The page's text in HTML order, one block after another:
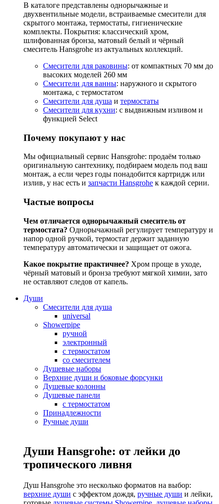
В каталоге представлены однорычажные и
двухвентильные модели, встраиваемые смесители для
скрытого монтажа, термостаты, гигиенические
комплекты. Покрытия: классический хром,
шлифованная бронза, матовый белый и чёрный
смеситель Hansgrohe из актуальных коллекций.
Смесители для раковины: от компактных 70 мм до
высоких моделей 260 мм
Смесители для ванны: наружного и скрытого
монтажа, с термостатом
Смесители для душа и термостаты
Смесители для кухни: с выдвижным изливом и
функцией Select
Почему покупают у нас
Мы официальный сервис Hansgrohe: продаём только
оригинальную сантехнику, подбираем модель под ваш
монтаж, а если через годы понадобится картридж или
излив, у нас есть и запчасти Hansgrohe к каждой серии.
Частые вопросы
Чем отличается однорычажный смеситель от
термостата? Однорычажный регулирует температуру и
напор одной ручкой, термостат держит заданную
температуру автоматически и защищает от ожога.
Какое покрытие практичнее? Хром проще в уходе,
чёрный матовый и бронза требуют мягкой химии, зато
не оставляют следов от капель.
Души
Смесители для душа
universal
Showerpipe
ручной
электронный
с термостатом
со смесителем
Душевые наборы
Верхние души и боковые форсунки
Душевые колонны
Душевые панели
с термостатом
Принадлежности
Ручные души
Души Hansgrohe: от лейки до
тропического ливня
Душ Hansgrohe это несколько форматов на выбор:
верхние души с эффектом дождя, ручные души и лейки,